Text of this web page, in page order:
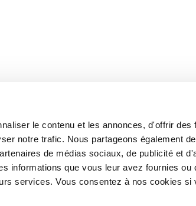
le contenu et les annonces, d'offrir des
notre trafic. Nous partageons également
de médias sociaux, de publicité et
informations que vous leur avez fournies ou
services. Vous consentez à nos cookies si